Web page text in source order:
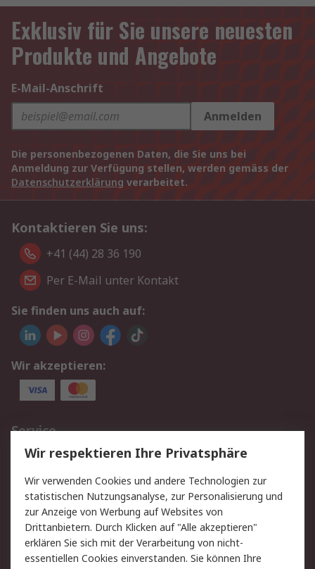
Exklusiv für Sie unsere neuesten
Produkte und Angebote
E-Mail-Anschrift
Anmelden
Die personenbezogenen Daten, die Sie uns bei
Anmeldung zur Verfügung stellen, werden gemäss der
Datenschutzerklärung verarbeitet.
Kontaktieren Sie uns:
+41 (44) 28 36 190
Per E-Mail unter Kontakt
Sie finden uns auch auf:
Wir akzeptieren:
Service
Value Added Services
Lieferlösungen
Rücksendungen
Kontakt
Hilfe
Rechtliches
AGB Datenschutz
Wir respektieren Ihre Privatsphäre
Wir verwenden Cookies und andere Technologien zur
statistischen Nutzungsanalyse, zur Personalisierung und
zur Anzeige von Werbung auf Websites von
Drittanbietern. Durch Klicken auf "Alle akzeptieren"
erklären Sie sich mit der Verarbeitung von nicht-
essentiellen Cookies einverstanden. Sie können Ihre